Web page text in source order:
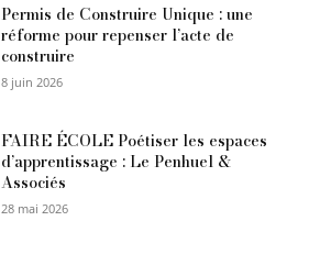
Permis de Construire Unique : une
réforme pour repenser l’acte de
construire
8 juin 2026
FAIRE ÉCOLE Poétiser les espaces
d’apprentissage : Le Penhuel &
Associés
28 mai 2026